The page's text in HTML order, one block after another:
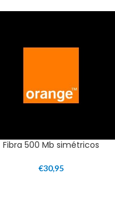
Fibra 500 Mb simétricos
€30,95